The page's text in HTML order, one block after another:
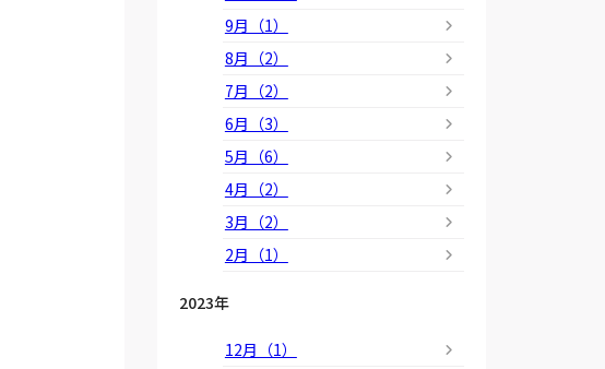
9月（1）
8月（2）
7月（2）
6月（3）
5月（6）
4月（2）
3月（2）
2月（1）
2023年
12月（1）